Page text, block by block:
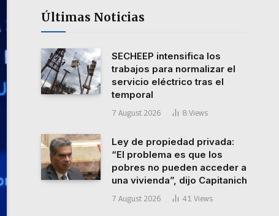
Últimas Noticias
SECHEEP intensifica los
trabajos para normalizar el
servicio eléctrico tras el
temporal
7 August 2026 8 Views
Ley de propiedad privada:
“El problema es que los
pobres no pueden acceder a
una vivienda”, dijo Capitanich
7 August 2026 41 Views